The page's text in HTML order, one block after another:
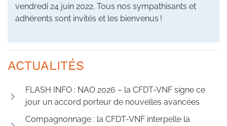
vendredi 24 juin 2022. Tous nos sympathisants et
adhérents sont invités et les bienvenus !
ACTUALITÉS
FLASH INFO : NAO 2026 – la CFDT-VNF signe ce
jour un accord porteur de nouvelles avancées
Compagnonnage : la CFDT-VNF interpelle la